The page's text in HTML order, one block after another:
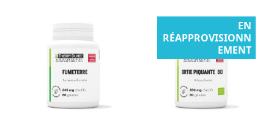
EN
RÉAPPROVISIONN
EMENT